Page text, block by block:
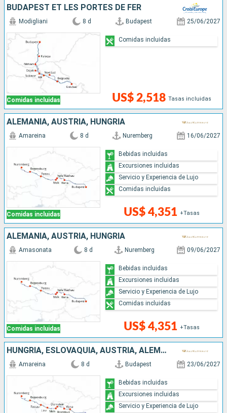
BUDAPEST ET LES PORTES DE FER
Comidas incluidas
Modigliani 8 d Budapest 25/06/2027
US$ 2,518 Tasas incluidas
Comidas incluidas
ALEMANIA, AUSTRIA, HUNGRÍA
Comidas incluidas
Amareina 8 d Nuremberg 16/06/2027
US$ 4,351 +Tasas
Bebidas incluidas
Excursiones incluidas
Servicio y Experiencia de Lujo
Comidas incluidas
ALEMANIA, AUSTRIA, HUNGRÍA
Comidas incluidas
Amasonata 8 d Nuremberg 09/06/2027
US$ 4,351 +Tasas
Bebidas incluidas
Excursiones incluidas
Servicio y Experiencia de Lujo
Comidas incluidas
HUNGRÍA, ESLOVAQUIA, AUSTRIA, ALEMANIA
Amareina 8 d Budapest 23/06/2027
Bebidas incluidas
Excursiones incluidas
Servicio y Experiencia de Lujo